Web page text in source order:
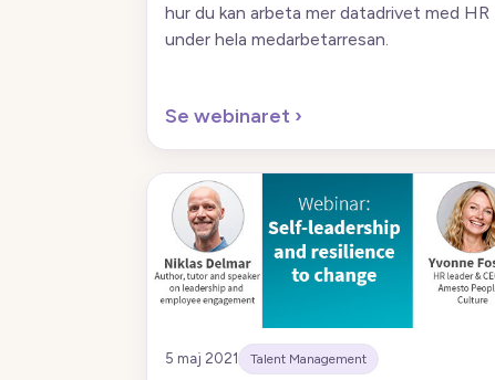
hur du kan arbeta mer datadrivet med HR
under hela medarbetarresan.
Se webinaret ›
5 maj 2021 Talent Management